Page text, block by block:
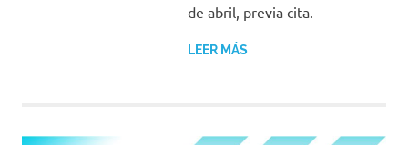
de abril, previa cita.
LEER MÁS